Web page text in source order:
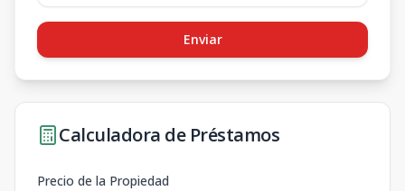
Enviar
Calculadora de Préstamos
Precio de la Propiedad